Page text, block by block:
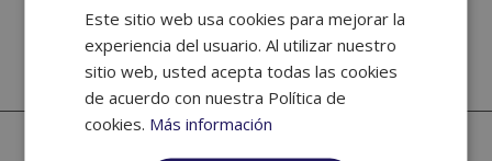
Este sitio web usa cookies para mejorar la
experiencia del usuario. Al utilizar nuestro
sitio web, usted acepta todas las cookies
de acuerdo con nuestra Política de
cookies. Más información